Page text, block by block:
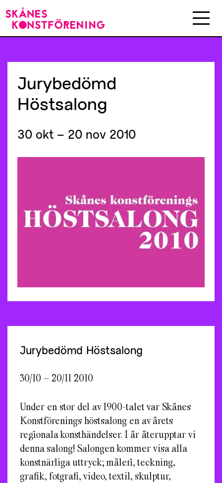
Jurybedömd
Höstsalong
30 okt – 20 nov 2010
Jurybedömd Höstsalong
30/10 – 20/11 2010
Under en stor del av 1900-talet var Skånes
Konstförenings höstsalong en av årets
regionala konsthändelser. I år återupptar vi
denna salong! Salongen kommer visa alla
konstnärliga uttryck; måleri, teckning,
grafik, fotgrafi, video, textil, skulptur,